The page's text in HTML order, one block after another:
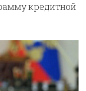
кредитной